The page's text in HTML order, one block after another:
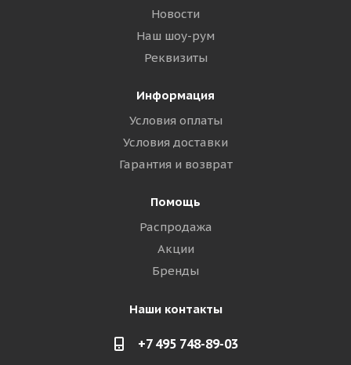
Новости
Наш шоу-рум
Реквизиты
Информация
Условия оплаты
Условия доставки
Гарантия и возврат
Помощь
Распродажа
Акции
Бренды
Наши контакты
+7 495 748-89-03